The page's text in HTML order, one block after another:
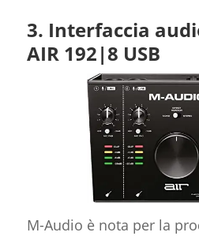
3. Interfaccia
AIR 192|8 USB
M-Audio è nota per la